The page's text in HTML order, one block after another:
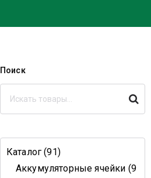
Поиск
Поиск
Каталог 91
Аккумуляторные ячейки 9